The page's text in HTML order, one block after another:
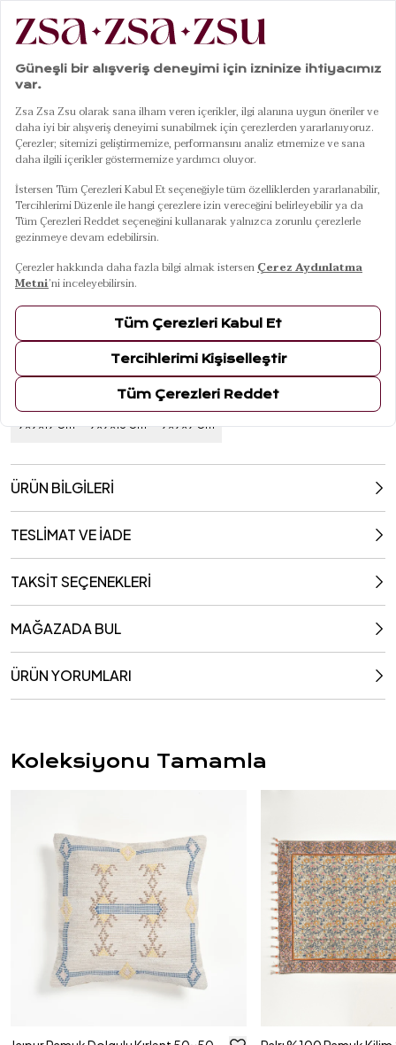
Anasayfa|Ev Dekorasyonu| Mumlar |Dekoratif Mum Deurne Mavi Parafın Mum 9x9x19 Cm
Deurne Mavi Parafın Mum 9x9x19 Cm
10 Ağustos Pazartesi Kargoda
Renkler MAVİ
9x9x19 Cm 9x9x13 Cm 9x9x9 Cm
ÜRÜN BİLGİLERİ
TESLİMAT VE İADE
TAKSİT SEÇENEKLERİ
MAĞAZADA BUL
ÜRÜN YORUMLARI
Koleksiyonu Tamamla